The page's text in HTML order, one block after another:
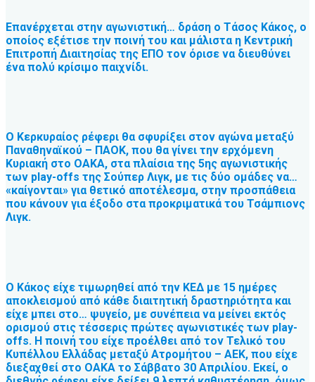
Επανέρχεται στην αγωνιστική… δράση ο Τάσος Κάκος, ο
οποίος εξέτισε την ποινή του και μάλιστα η Κεντρική
Επιτροπή Διαιτησίας της ΕΠΟ τον όρισε να διευθύνει
ένα πολύ κρίσιμο παιχνίδι.
Ο Κερκυραίος ρέφερι θα σφυρίξει στον αγώνα μεταξύ
Παναθηναϊκού – ΠΑΟΚ, που θα γίνει την ερχόμενη
Κυριακή στο ΟΑΚΑ, στα πλαίσια της 5ης αγωνιστικής
των play-offs της Σούπερ Λιγκ, με τις δύο ομάδες να…
«καίγονται» για θετικό αποτέλεσμα, στην προσπάθεια
που κάνουν για έξοδο στα προκριματικά του Τσάμπιονς
Λιγκ.
Ο Κάκος είχε τιμωρηθεί από την ΚΕΔ με 15 ημέρες
αποκλεισμού από κάθε διαιτητική δραστηριότητα και
είχε μπει στο… ψυγείο, με συνέπεια να μείνει εκτός
ορισμού στις τέσσερις πρώτες αγωνιστικές των play-
offs. Η ποινή του είχε προέλθει από τον Τελικό του
Κυπέλλου Ελλάδας μεταξύ Ατρομήτου – ΑΕΚ, που είχε
διεξαχθεί στο ΟΑΚΑ το Σάββατο 30 Απριλίου. Εκεί, ο